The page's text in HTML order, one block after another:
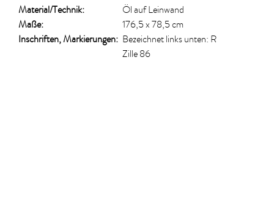
Material/​Technik:
Öl auf Leinwand
Maße:
176,5 x 78,5 cm
Inschriften, Markierungen: Bezeichnet links unten: R
Zille 86